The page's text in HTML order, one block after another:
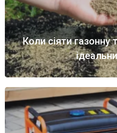
Коли сіяти газонну